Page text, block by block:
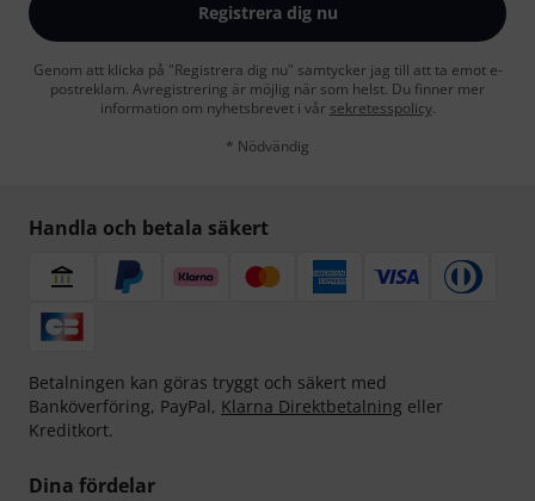
Registrera dig nu
Genom att klicka på "Registrera dig nu" samtycker jag till att ta emot e-
postreklam. Avregistrering är möjlig när som helst. Du finner mer
information om nyhetsbrevet i vår sekretesspolicy.
* Nödvändig
Handla och betala säkert
Betalningen kan göras tryggt och säkert med
Banköverföring, PayPal, Klarna Direktbetalning eller
Kreditkort.
Dina fördelar